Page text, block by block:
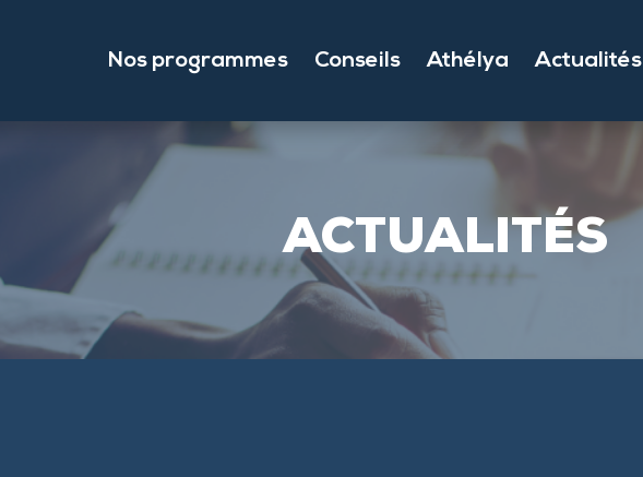
Nos programmes Conseils Athélya Actualités
ACTUALITÉS